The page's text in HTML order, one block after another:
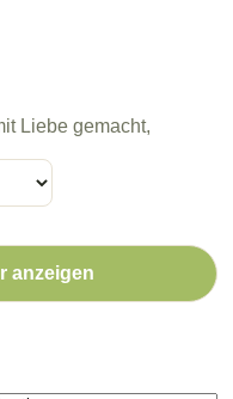
Liebe gemacht,
anzeigen